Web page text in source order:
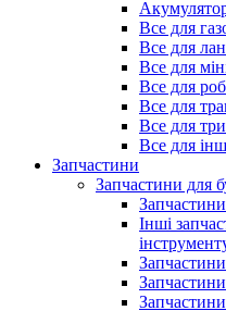
Все для
Все для
Все для
Все для
Все для
Все для
Все для
Запчастини
Запчастини для
Запчастини
Інші
Запчастини